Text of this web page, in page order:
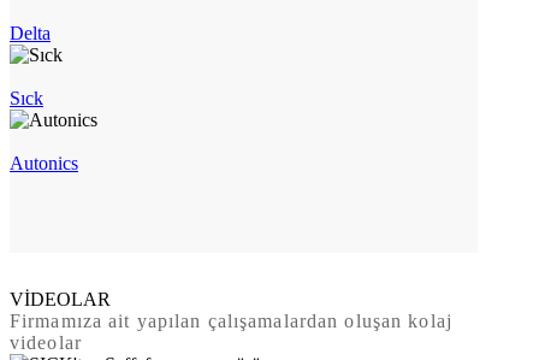
Delta
Sıck
Autonics
VİDEOLAR
Firmamıza ait yapılan çalışamalardan oluşan kolaj
videolar